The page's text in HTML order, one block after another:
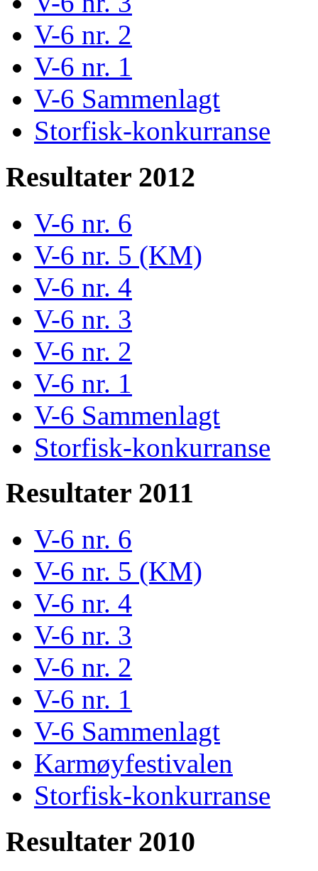
V-6 nr. 2
V-6 nr. 1
V-6 Sammenlagt
Storfisk-konkurranse
Resultater 2012
V-6 nr. 6
V-6 nr. 5 (KM)
V-6 nr. 4
V-6 nr. 3
V-6 nr. 2
V-6 nr. 1
V-6 Sammenlagt
Storfisk-konkurranse
Resultater 2011
V-6 nr. 6
V-6 nr. 5 (KM)
V-6 nr. 4
V-6 nr. 3
V-6 nr. 2
V-6 nr. 1
V-6 Sammenlagt
Karmøyfestivalen
Storfisk-konkurranse
Resultater 2010